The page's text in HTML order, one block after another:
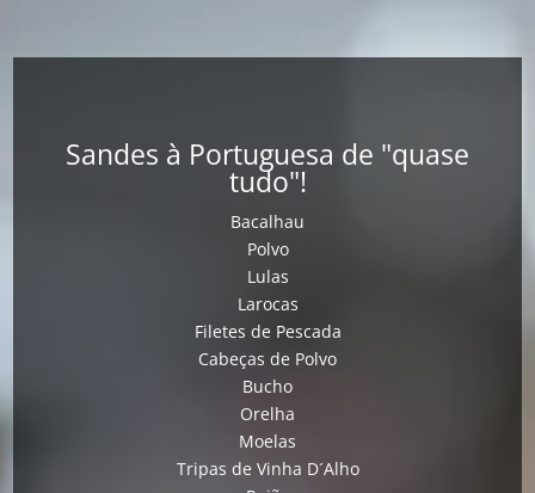
Sandes à Portuguesa de "quase
tudo"!
Bacalhau
Polvo
Lulas
Larocas
Filetes de Pescada
Cabeças de Polvo
Bucho
Orelha
Moelas
Tripas de Vinha D´Alho